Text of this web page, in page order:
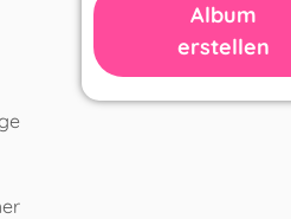
Album
erstellen